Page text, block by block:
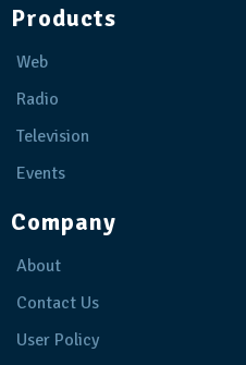
Products
Web
Radio
Television
Events
Company
About
Contact Us
User Policy